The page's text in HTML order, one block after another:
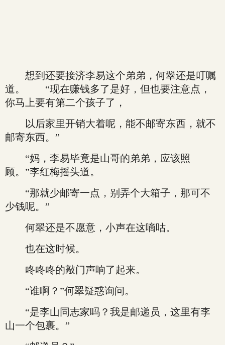
想到还要接济李易这个弟弟，何翠还是叮嘱
道。 “现在赚钱多了是好，但也要注意点，
你马上要有第二个孩子了，
以后家里开销大着呢，能不邮寄东西，就不
邮寄东西。”
“妈，李易毕竟是山哥的弟弟，应该照
顾。”李红梅摇头道。
“那就少邮寄一点，别弄个大箱子，那可不
少钱呢。”
何翠还是不愿意，小声在这嘀咕。
也在这时候。
咚咚咚的敲门声响了起来。
“谁啊？”何翠疑惑询问。
“是李山同志家吗？我是邮递员，这里有李
山一个包裹。”